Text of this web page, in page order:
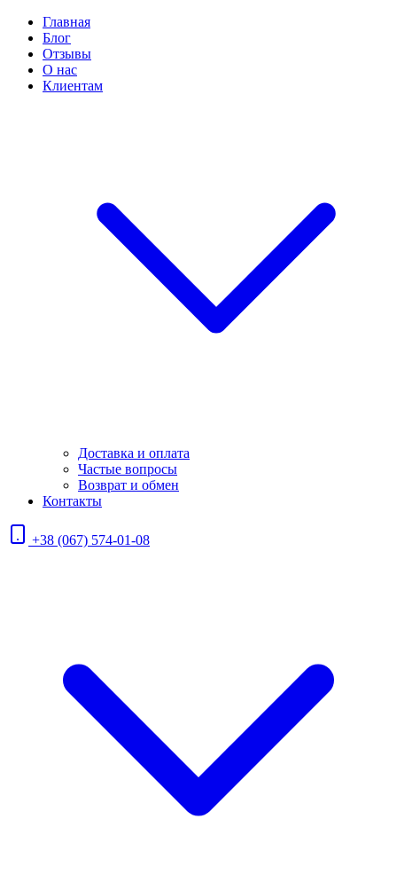
Главная
Блог
Отзывы
О нас
Клиентам
Доставка и оплата
Частые вопросы
Возврат и обмен
Контакты
+38 (067) 574-01-08